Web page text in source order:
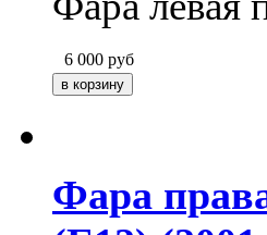
6 000 руб
Фара